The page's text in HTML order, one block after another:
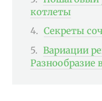
котлеты
Секреты
Вариации
Разнообразие